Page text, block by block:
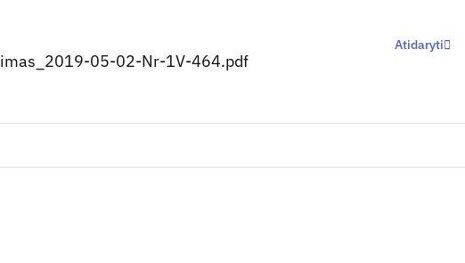
05-02-Nr-1V-464.pdf
Atidaryti